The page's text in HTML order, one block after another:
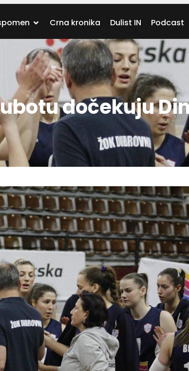
Crna kronika Dulist IN Podcast
dočekuju